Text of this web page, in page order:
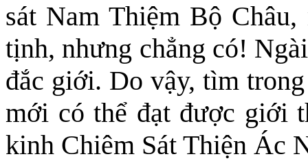
sát Nam Thiệm Bộ
tịnh, nhưng chẳng có!
đắc giới. Do vậy, tìm
mới có thể đạt được giới
kinh Chiêm Sát Thiện Ác